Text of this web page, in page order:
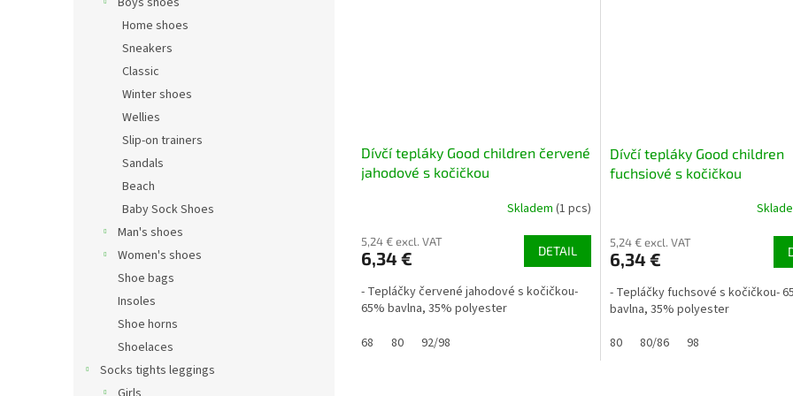
Home shoes
Sneakers
Classic
Winter shoes
Wellies
Slip-on trainers
Sandals
Beach
Baby Sock Shoes
Man's shoes
Women's shoes
Shoe bags
Insoles
Shoe horns
Shoelaces
Socks tights leggings
Dívčí tepláky Good children červené
jahodové s kočičkou
Skladem (1 pcs)
5,24 € excl. VAT
6,34 € DETAIL
- Tepláčky červené jahodové s kočičkou-
65% bavlna, 35% polyester
68
80 92/98
Dívčí tepláky Good children
fuchsiové s kočičkou
5,24 € excl. VAT
6,34 €
- Tepláčky fuchsové s kočičkou-
bavlna, 35% polyester
80
80/86 98